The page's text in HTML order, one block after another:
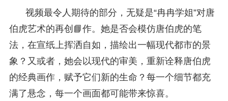
视频最令人期待的部分，无疑是“冉冉学姐”对唐
伯虎艺术的再创📘作。她是否会模仿唐伯虎的笔
法，在宣纸上挥洒自如，描绘出一幅现代都市的景
象？又或者，她会以现代的审美，重新诠释唐伯虎
的经典画作，赋予它们新的生命？每一个细节都充
满了悬念，每一个画面都可能带来惊喜。